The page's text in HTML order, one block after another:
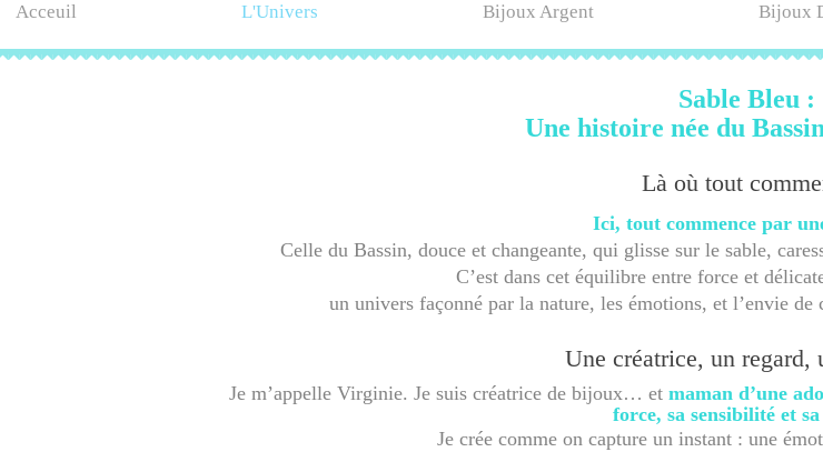
Acceuil L'Univers Bijoux Argent Bijoux
Sable Bleu :
Une histoire née du
Là où tout
Ici, tout commence par
Celle du Bassin, douce et changeante, qui glisse sur le sable,
C’est dans cet équilibre entre force et
un univers façonné par la nature, les émotions, et l’envie
Une créatrice, un regard,
​​Je m’appelle Virginie. Je suis créatrice de bijoux… et maman d’une
force, sa sensibilité et
Je crée comme on capture un instant : une